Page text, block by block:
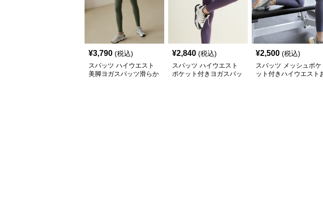
¥3,790 (税込)
スパッツ ハイウエスト
美脚ヨガスパッツ滑らか
¥2,840 (税込)
スパッツ ハイウエスト
ポケット付きヨガスパッ
¥2,500 (税込)
スパッツ メッシュポケ
ット付きハイウエスト